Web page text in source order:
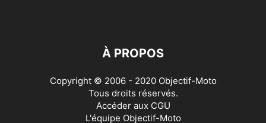
À PROPOS
Copyright © 2006 - 2020 Objectif-Moto
Tous droits réservés.
Accéder aux CGU
L'équipe Objectif-Moto